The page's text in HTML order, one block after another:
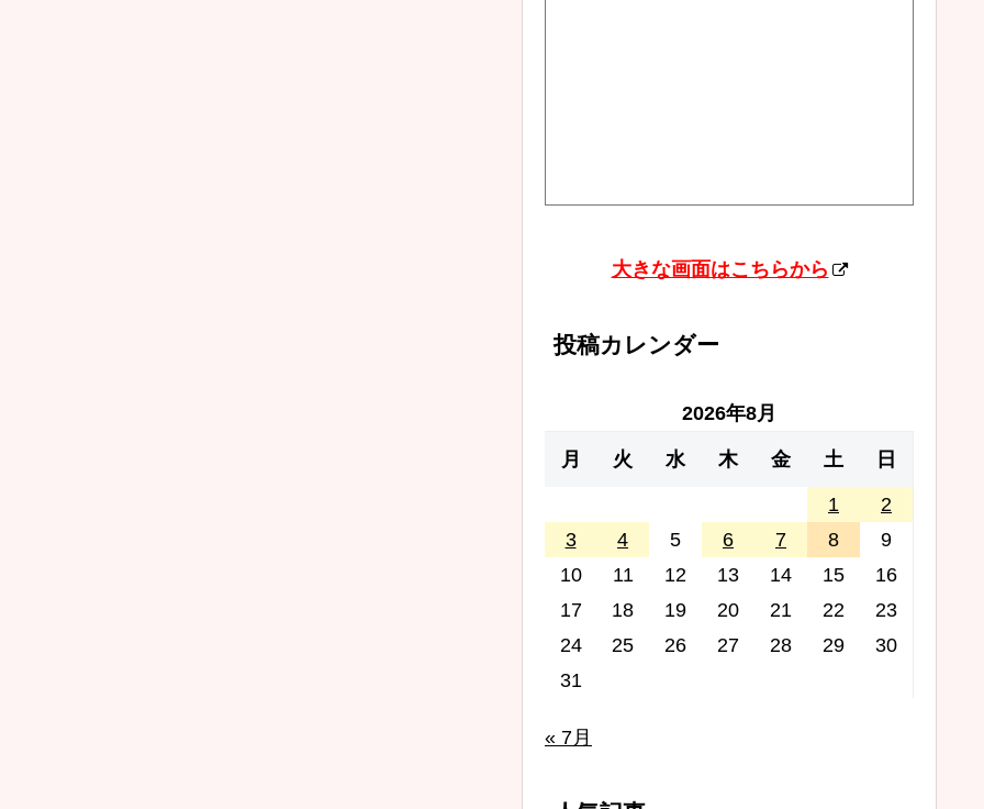
大きな画面はこちらから
投稿カレンダー
2026年8月
月 火 水 木 金 土 日
1
2
3
4 5 6 7 8
9
10
11 12 13 14 15
16
17
18 19 20 21 22
23
24
25 26 27 28 29
30
31
« 7月